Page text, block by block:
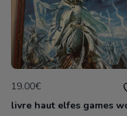
19.00€